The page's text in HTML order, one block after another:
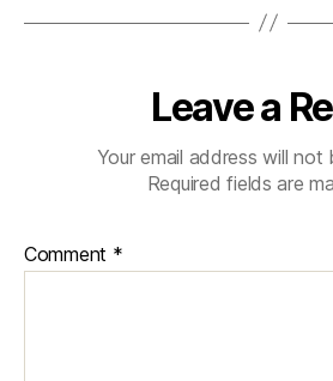
Leave a
Your email address will not
Required fields are
Comment *